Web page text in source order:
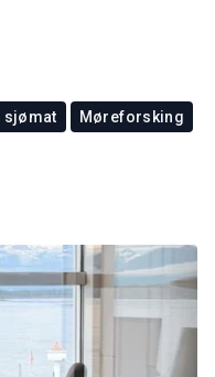
sjømat Møreforsking